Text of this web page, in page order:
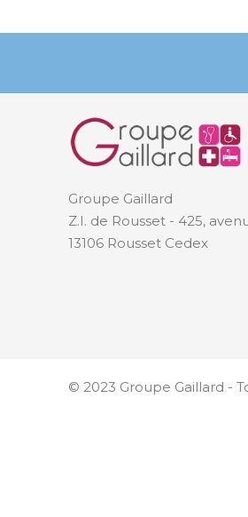
Groupe Gaillard
Z.I. de Rousset - 425,
13106 Rousset Cedex
© 2023 Groupe Gaillard -